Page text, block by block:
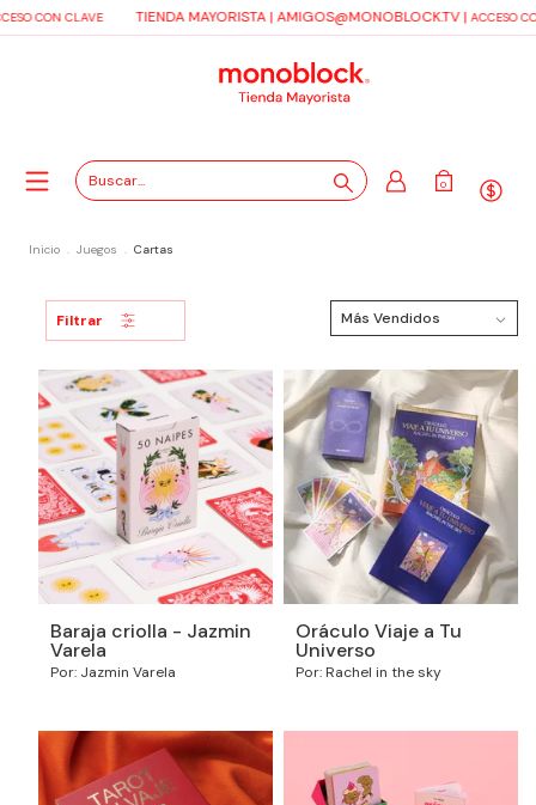
CON CLAVE TIENDA MAYORISTA |AMIGOS@MONOBLOCK.TV|ACCESO
0
Inicio . Juegos . Cartas
Filtrar
Baraja criolla - Jazmin
Varela
Por: Jazmin Varela
Oráculo Viaje a Tu
Universo
Por: Rachel in the sky